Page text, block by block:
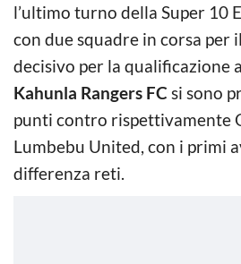
l’ultimo turno della Super 10
con due squadre in corsa per
decisivo per la qualificazione
Kahunla Rangers FC si sono
punti contro rispettivamente
Lumbebu United, con i primi
differenza reti.